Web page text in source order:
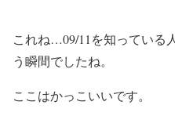
これね…09/11を知っている
う瞬間でしたね。
ここはかっこいいです。